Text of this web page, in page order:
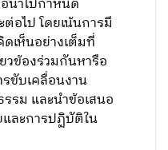
นำไปกำหนด
อไป โดยเน้นการมี
เห็นอย่างเต็มที่
วข้องร่วมกันหารือ
ขับเคลื่อนงาน
รม และนำข้อเสนอ
และการปฏิบัติใน